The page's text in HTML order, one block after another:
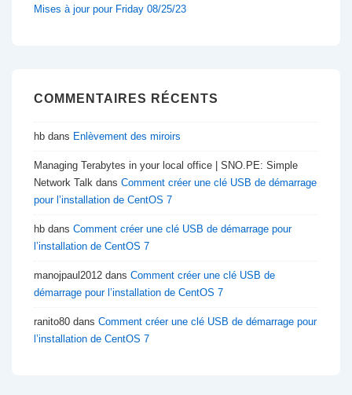
Mises à jour pour Friday 08/25/23
COMMENTAIRES RÉCENTS
hb dans Enlèvement des miroirs
Managing Terabytes in your local office | SNO.PE: Simple
Network Talk dans Comment créer une clé USB de démarrage
pour l’installation de CentOS 7
hb dans Comment créer une clé USB de démarrage pour
l’installation de CentOS 7
manojpaul2012 dans Comment créer une clé USB de
démarrage pour l’installation de CentOS 7
ranito80 dans Comment créer une clé USB de démarrage pour
l’installation de CentOS 7